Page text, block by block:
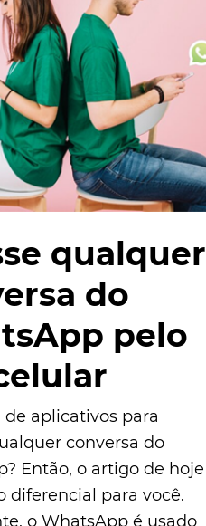
qualquer
do
pelo
de aplicativos para
conversa do
Então, o artigo de hoje
diferencial para você.
o WhatsApp é usado